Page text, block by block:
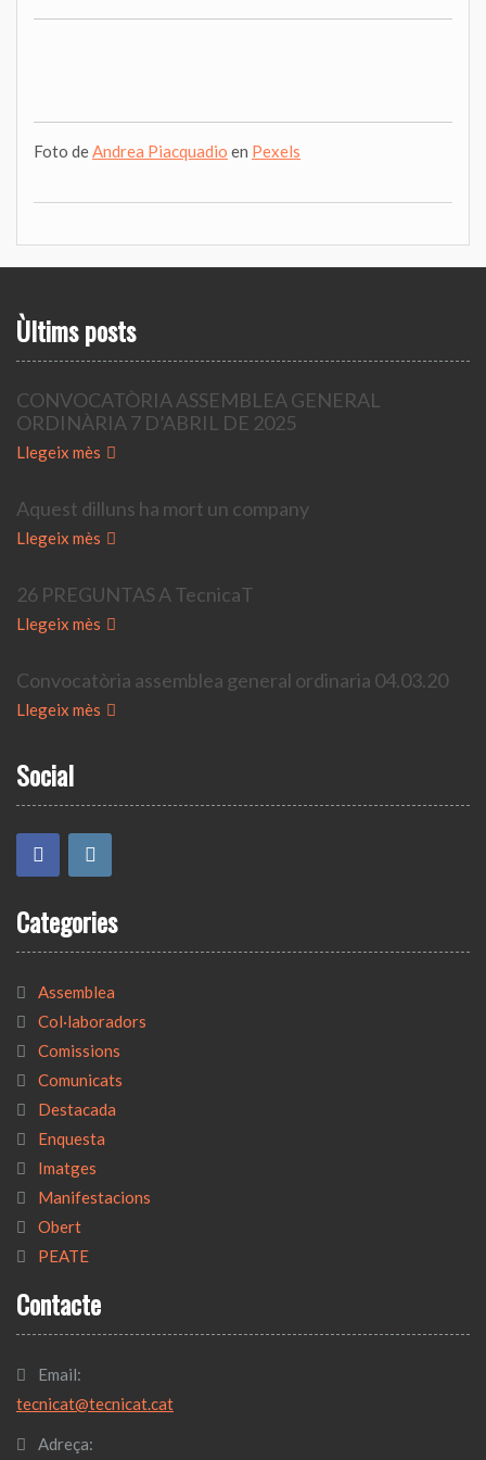
Foto deAndrea Piacquadio en Pexels
Ùltims posts
CONVOCATÒRIA ASSEMBLEA GENERAL
ORDINÀRIA 7 D’ABRIL DE 2025
Llegeix mès
Aquest dilluns ha mort un company
Llegeix mès
26 PREGUNTAS A TecnicaT
Llegeix mès
Convocatòria assemblea general ordinaria 04.03.20
Llegeix mès
Social
Categories
Assemblea
Col·laboradors
Comissions
Comunicats
Destacada
Enquesta
Imatges
Manifestacions
Obert
PEATE
Contacte
Email:
tecnicat@tecnicat.cat
Adreça: